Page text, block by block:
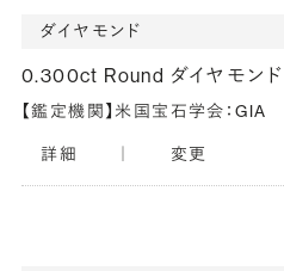
ダイヤモンド
0.300ct Round ダイヤモンド
【鑑定機関】米国宝石学会：GIA
詳細 変更